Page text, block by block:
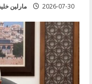
مارلين 2026-07-30